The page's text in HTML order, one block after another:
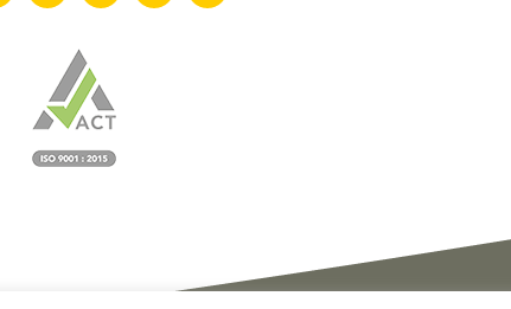
basket